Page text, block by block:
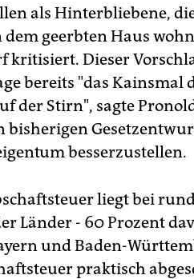
als Hinterbliebene,
geerbten Haus
kritisiert. Dieser
bereits "das Kainsmal
der Stirn", sagte
bisherigen
besserzustellen.
liegt bei
Länder - 60 Prozent
und Baden-
praktisch